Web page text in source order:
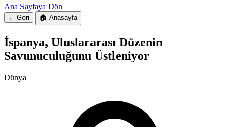
Ana Sayfaya Dön
← Geri 🏠 Anasayfa
İspanya, Uluslararası Düzenin
Savunuculuğunu Üstleniyor
Dünya